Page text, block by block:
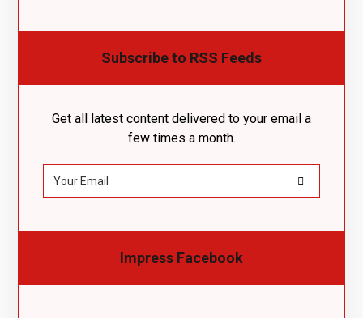
Subscribe to RSS Feeds
Get all latest content delivered to your email a
few times a month.
Impress Facebook